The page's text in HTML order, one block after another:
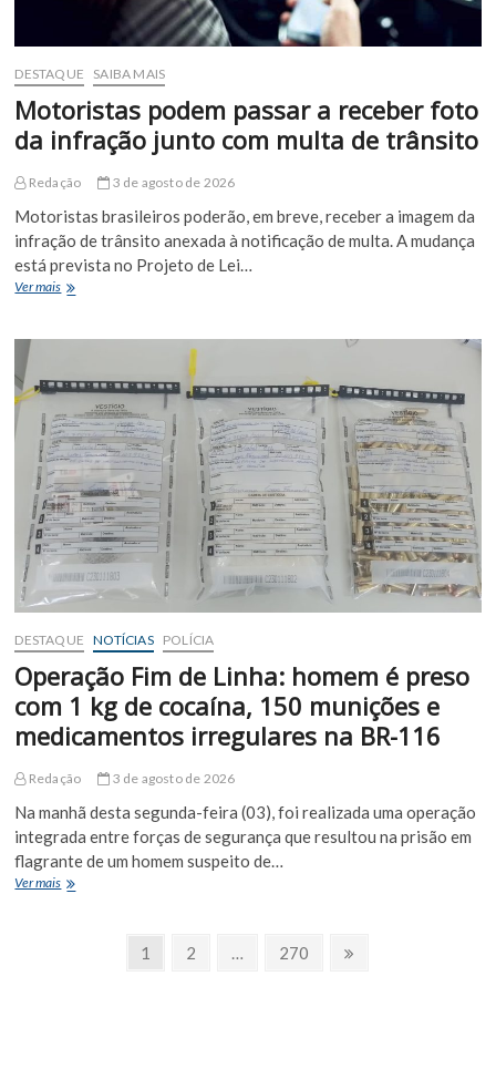
DESTAQUE SAIBA MAIS
Motoristas podem passar a receber foto
da infração junto com multa de trânsito
Redação 3 de agosto de 2026
Motoristas brasileiros poderão, em breve, receber a imagem da
infração de trânsito anexada à notificação de multa. A mudança
está prevista no Projeto de Lei…
Ver maisMotoristas
foto
infração
junto
com
multa
de
trânsito
DESTAQUE NOTÍCIAS POLÍCIA
Operação Fim de Linha: homem é preso
com 1 kg de cocaína, 150 munições e
medicamentos irregulares na BR-116
Redação 3 de agosto de 2026
Na manhã desta segunda-feira (03), foi realizada uma operação
integrada entre forças de segurança que resultou na prisão em
flagrante de um homem suspeito de…
Ver maisOperação
PaginaçãoPage
1 Page
2 … Page
270